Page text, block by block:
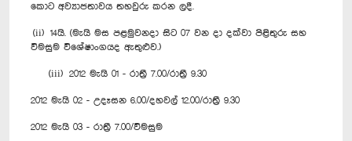
කොට අව්‍යාජතාවය තහවුරු කරන ලදී.
(ii) 14යි. (මැයි මස පළමුවනදා සිට 07 වන දා දක්වා පිළිතුරු සහ
විමසුම විශේෂාංගයද ඇතුළුව.)
(iii) 2012 මැයි 01 - රාත්‍රී 7.00/රාත්‍රී 9.30
2012 මැයි 02 - උදෑසන 6.00/දහවල් 12.00/රාත්‍රී 9.30
2012 මැයි 03 - රාත්‍රී 7.00/විමසුම